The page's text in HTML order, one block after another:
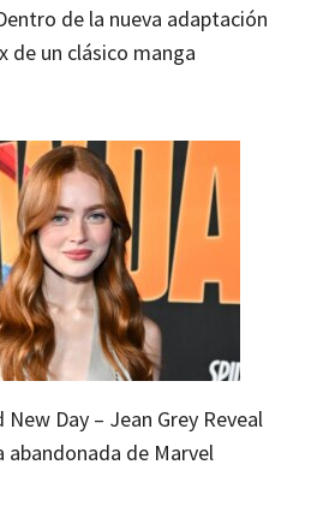
de la nueva adaptación
de un clásico manga
Day – Jean Grey Reveal
de Marvel